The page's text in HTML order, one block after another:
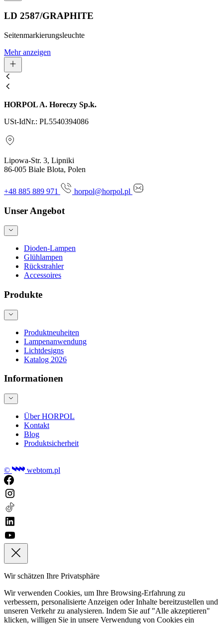
LD 2587/GRAPHITE
Seitenmarkierungsleuchte
Mehr anzeigen
HORPOL A. Horeczy Sp.k.
USt-IdNr.: PL5540394086
Lipowa-Str. 3, Lipniki
86-005 Biale Blota, Polen
+48 885 889 971 horpol@horpol.pl
Unser Angebot
Dioden-Lampen
Glühlampen
Rückstrahler
Accessoires
Produkte
Produktneuheiten
Lampenanwendung
Lichtdesigns
Katalog 2026
Informationen
Über HORPOL
Kontakt
Blog
Produktsicherheit
© webtom.pl
Wir schätzen Ihre Privatsphäre
Wir verwenden Cookies, um Ihre Browsing-Erfahrung zu
verbessern, personalisierte Anzeigen oder Inhalte bereitzustellen und
unseren Verkehr zu analysieren. Indem Sie auf "Alle akzeptieren"
klicken, willigen Sie in unsere Verwendung von Cookies ein